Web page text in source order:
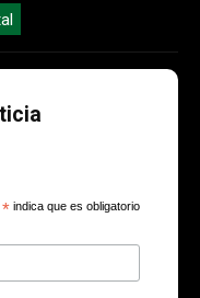
* indica que es obligatorio